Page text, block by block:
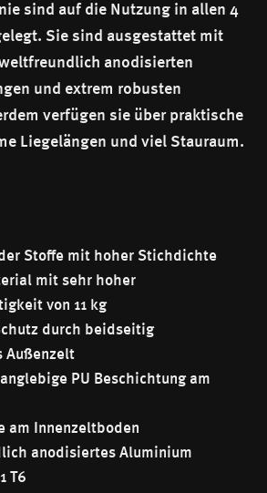
sind auf die Nutzung in allen 4
Sie sind ausgestattet mit
anodisierten
und extrem robusten
verfügen sie über praktische
Liegelängen und viel Stauraum.
Stoffe mit hoher Stichdichte
mit sehr hoher
von 11 kg
durch beidseitig
Außenzelt
PU Beschichtung am
am Innenzeltboden
anodisiertes Aluminium
T6